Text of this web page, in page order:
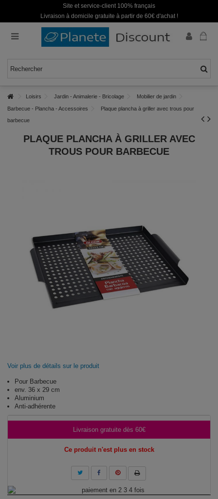
Site et service-client 100% français
Livraison à domicile gratuite à partir de 60€ d'achat !
Loisirs Jardin - Animalerie - Bricolage Mobilier de jardin
Barbecue - Plancha - Accessoires
Plaque plancha à griller avec trous pour
barbecue
PLAQUE PLANCHA À GRILLER AVEC
TROUS POUR BARBECUE
Voir plus de détails sur le produit
Pour Barbecue
env. 36 x 29 cm
Aluminium
Anti-adhérente
Livraison gratuite dès 60€
Ce produit n'est plus en stock